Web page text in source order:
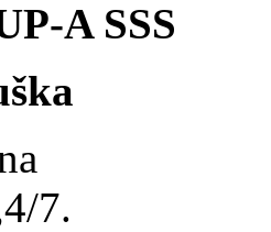
A SSS
Tijana
7.